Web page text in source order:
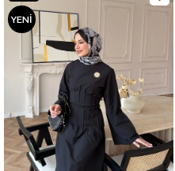
YENI
ÜRÜN